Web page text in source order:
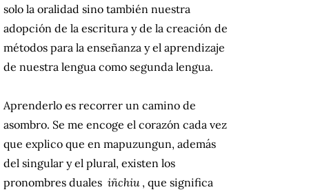
solo la oralidad sino también nuestra
adopción de la escritura y de la creación de
métodos para la enseñanza y el aprendizaje
de nuestra lengua como segunda lengua.
Aprenderlo es recorrer un camino de
asombro. Se me encoge el corazón cada vez
que explico que en mapuzungun, además
del singular y el plural, existen los
pronombres duales iñchiu, que significa